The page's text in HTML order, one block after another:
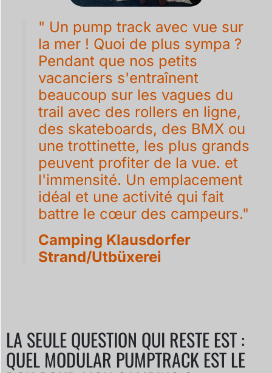
" Un pump track avec vue sur
la mer ! Quoi de plus sympa ?
Pendant que nos petits
vacanciers s'entraînent
beaucoup sur les vagues du
trail avec des rollers en ligne,
des skateboards, des BMX ou
une trottinette, les plus grands
peuvent profiter de la vue. et
l'immensité. Un emplacement
idéal et une activité qui fait
battre le cœur des campeurs."
Camping Klausdorfer
Strand/Utbüxerei
LA SEULE QUESTION QUI RESTE EST :
QUEL MODULAR PUMPTRACK EST LE